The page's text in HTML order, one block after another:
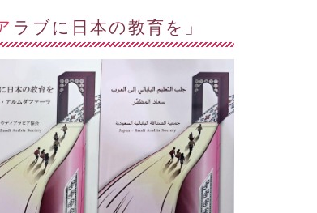
「アラブに日本の教育を」